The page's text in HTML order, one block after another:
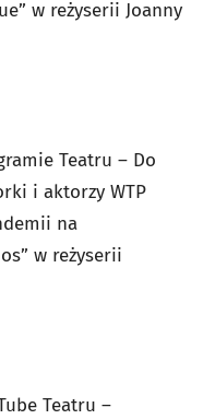
w reżyserii Joanny
Teatru – Do
i aktorzy WTP
na
w reżyserii
Teatru –